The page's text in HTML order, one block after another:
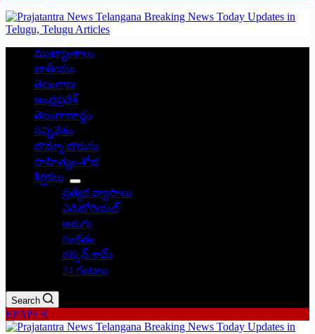
ముఖ్యాంశాలు
జాతీయం
తెలంగాణ
ఆంధ్రప్రదేశ్
తెలంగాణార్థం
సన్నివేశం
బొమ్మా బొరుసు
సాహిత్యం-శోభ
శీర్షికలు
ప్రత్యేక వ్యాసాలు
ఎడిటోరియల్
అరుగు
సంకేతం
దక్కన్.కామ్
24 గంటలు
Search
EPAPER